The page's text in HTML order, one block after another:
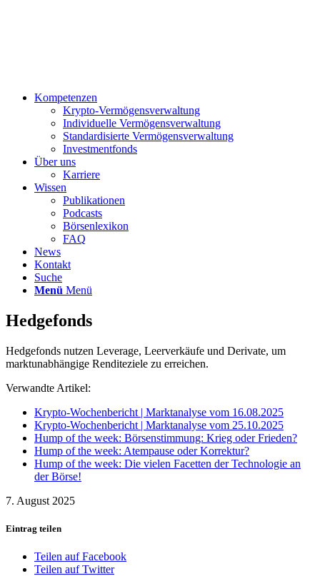
Kompetenzen
Krypto-Vermögensverwaltung
Individuelle Vermögensverwaltung
Standardisierte Vermögensverwaltung
Investmentfonds
Über uns
Karriere
Wissen
Publikationen
Podcasts
Börsenlexikon
FAQ
News
Kontakt
Suche
Menü Menü
Hedgefonds
Hedgefonds nutzen Leverage, Leerverkäufe und Derivate, um
marktunabhängige Renditeziele zu erreichen.
Verwandte Artikel:
Krypto-Wochenbericht | Marktanalyse vom 16.08.2025
Krypto-Wochenbericht | Marktanalyse vom 25.10.2025
Hump of the week: Börsenstimmung: Krieg oder Frieden?
Hump of the week: Atempause oder Korrektur?
Hump of the week: Die vielen Facetten der Technologie an
der Börse!
7. August 2025
Eintrag teilen
Teilen auf Facebook
Teilen auf Twitter